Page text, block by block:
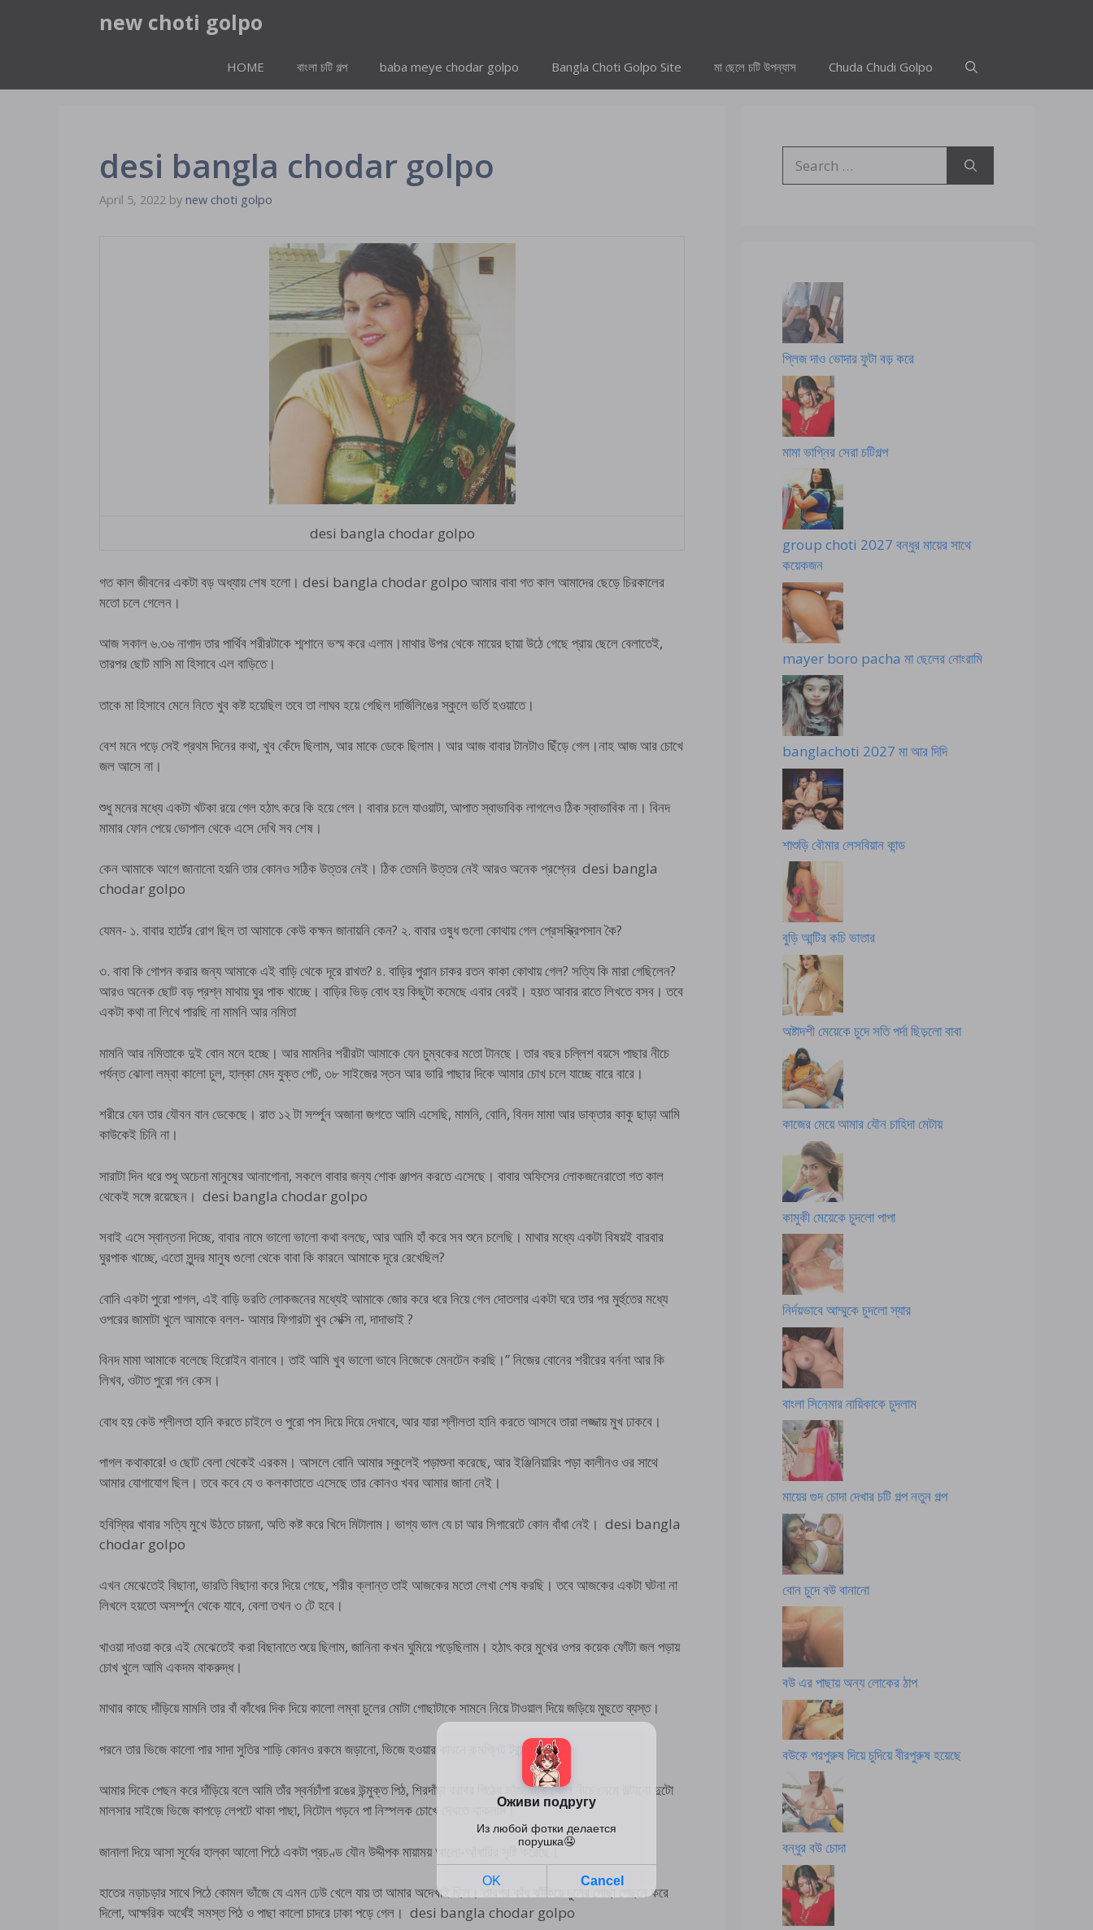
new choti golpo
HOME বাংলা চটি গল্প baba meye chodar golpo Bangla Choti Golpo Site মা ছেলে চটি উপন্যাস Chuda Chudi Golpo
desi bangla chodar golpo
April 5, 2022 by new choti golpo
desi bangla chodar golpo
গত কাল জীবনের একটা বড় অধ্যায় শেষ হলো। desi bangla chodar golpo আমার বাবা গত কাল আমাদের ছেড়ে চিরকালের
মতো চলে গেলেন।
আজ সকাল ৬.৩৬ নাগাদ তার পার্থিব শরীরটাকে শ্মশানে ভস্ম করে এলাম।মাথার উপর থেকে মায়ের ছায়া উঠে গেছে প্রায় ছেলে বেলাতেই,
তারপর ছোট মাসি মা হিসাবে এল বাড়িতে।
তাকে মা হিসাবে মেনে নিতে খুব কষ্ট হয়েছিল তবে তা লাঘব হয়ে গেছিল দার্জিলিঙের স্কুলে ভর্তি হওয়াতে।
বেশ মনে পড়ে সেই প্রথম দিনের কথা, খুব কেঁদে ছিলাম, আর মাকে ডেকে ছিলাম। আর আজ বাবার টানটাও ছিঁড়ে গেল।নাহ আজ আর চোখে
জল আসে না।
শুধু মনের মধ্যে একটা খটকা রয়ে গেল হঠাৎ করে কি হয়ে গেল। বাবার চলে যাওয়াটা, আপাত স্বাভাবিক লাগলেও ঠিক স্বাভাবিক না। বিনদ
মামার ফোন পেয়ে ভোপাল থেকে এসে দেখি সব শেষ।
কেন আমাকে আগে জানানো হয়নি তার কোনও সঠিক উত্তর নেই। ঠিক তেমনি উত্তর নেই আরও অনেক প্রশ্নের desi bangla
chodar golpo
যেমন- ১. বাবার হার্টের রোগ ছিল তা আমাকে কেউ কক্ষন জানায়নি কেন? ২. বাবার ওষুধ গুলো কোথায় গেল প্রেসস্ক্রিপসান কৈ?
৩. বাবা কি গোপন করার জন্য আমাকে এই বাড়ি থেকে দূরে রাখত? ৪. বাড়ির পুরান চাকর রতন কাকা কোথায় গেল? সত্যি কি মারা গেছিলেন?
আরও অনেক ছোট বড় প্রশ্ন মাথায় ঘুর পাক খাচ্ছে। বাড়ির ভিড় বোধ হয় কিছুটা কমেছে এবার বেরই। হয়ত আবার রাতে লিখতে বসব। তবে
একটা কথা না লিখে পারছি না মামনি আর নমিতা
মামনি আর নমিতাকে দুই বোন মনে হচ্ছে। আর মামনির শরীরটা আমাকে যেন চুম্বকের মতো টানছে। তার বছর চল্লিশ বয়সে পাছার নীচে
পর্যন্ত ঝোলা লম্বা কালো চুল, হাল্কা মেদ যুক্ত পেট, ৩৮ সাইজের স্তন আর ভারি পাছার দিকে আমার চোখ চলে যাচ্ছে বারে বারে।
শরীরে যেন তার যৌবন বান ডেকেছে। রাত ১২ টা সর্ম্পুন অজানা জগতে আমি এসেছি, মামনি, বোনি, বিনদ মামা আর ডাক্তার কাকু ছাড়া আমি
কাউকেই চিনি না।
সারাটা দিন ধরে শুধু অচেনা মানুষের আনাগোনা, সকলে বাবার জন্য শোক ঞ্জাপন করতে এসেছে। বাবার অফিসের লোকজনেরাতো গত কাল
থেকেই সঙ্গে রয়েছেন। desi bangla chodar golpo
সবাই এসে স্বান্তনা দিচ্ছে, বাবার নামে ভালো ভালো কথা বলছে, আর আমি হাঁ করে সব শুনে চলেছি। মাথার মধ্যে একটা বিষয়ই বারবার
ঘুরপাক খাচ্ছে, এতো সুন্দর মানুষ গুলো থেকে বাবা কি কারনে আমাকে দূরে রেখেছিল?
বোনি একটা পুরো পাগল, এই বাড়ি ভরতি লোকজনের মধ্যেই আমাকে জোর করে ধরে নিয়ে গেল দোতলার একটা ঘরে তার পর মুর্হুতের মধ্যে
ওপরের জামাটা খুলে আমাকে বলল- আমার ফিগারটা খুব সেক্সি না, দাদাভাই ?
বিনদ মামা আমাকে বলেছে হিরোইন বানাবে। তাই আমি খুব ভালো ভাবে নিজেকে মেনটেন করছি।” নিজের বোনের শরীরের বর্ননা আর কি
লিখব, ওটাত পুরো গন কেস।
বোধ হয় কেউ শ্লীলতা হানি করতে চাইলে ও পুরো পস দিয়ে দিয়ে দেখাবে, আর যারা শ্লীলতা হানি করতে আসবে তারা লজ্জায় মুখ ঢাকবে।
পাগল কথাকারে! ও ছোট বেলা থেকেই এরকম। আসলে বোনি আমার স্কুলেই পড়াশুনা করেছে, আর ইঞ্জিনিয়ারিং পড়া কালীনও ওর সাথে
আমার যোগাযোগ ছিল। তবে কবে যে ও কলকাতাতে এসেছে তার কোনও খবর আমার জানা নেই।
হবিস্যির খাবার সত্যি মুখে উঠতে চায়না, অতি কষ্ট করে খিদে মিটালাম। ভাগ্য ভাল যে চা আর সিগারেটে কোন বাঁধা নেই। desi bangla
chodar golpo
এখন মেঝেতেই বিছানা, ভারতি বিছানা করে দিয়ে গেছে, শরীর ক্লান্ত তাই আজকের মতো লেখা শেষ করছি। তবে আজকের একটা ঘটনা না
লিখলে হয়তো অসর্ম্পুন থেকে যাবে, বেলা তখন ৩ টে হবে।
খাওয়া দাওয়া করে এই মেঝেতেই করা বিছানাতে শুয়ে ছিলাম, জানিনা কখন ঘুমিয়ে পড়েছিলাম। হঠাৎ করে মুখের ওপর কয়েক ফোঁটা জল পড়ায়
চোখ খুলে আমি একদম বাকরুদ্ধ।
মাথার কাছে দাঁড়িয়ে মামনি তার বাঁ কাঁধের দিক দিয়ে কালো লম্বা চুলের মোটা গোছাটাকে সামনে নিয়ে টাওয়াল দিয়ে জড়িয়ে মুছতে ব্যস্ত।
পরনে তার ভিজে কালো পার সাদা সুতির শাড়ি কোনও রকমে জড়ানো, ভিজে হওয়ার কারনে কমপ্লিট ট্রান্সপ্যারেন্ট।
আমার দিকে পেছন করে দাঁড়িয়ে বলে আমি তাঁর স্বর্নচাঁপা রঙের উন্মুক্ত পিঠ, শিরদাঁড়া বরাবর পিঠের ভাঁজ, ঢেউ খেলে নীচে নেমে উল্টানো দুটো
মালসার সাইজে ভিজে কাপড়ে লেপটে থাকা পাছা, নিটোল গড়নে পা নিস্পলক চোখে দেখতে থাকলাম।
জানালা দিয়ে আসা সূর্যের হাল্কা আলো পিঠে একটা প্রচণ্ড যৌন উদ্দীপক মায়াময় আলো-আঁধারির সৃষ্টি করেছে।
হাতের নড়াচড়ার সাথে পিঠে কোমল ভাঁজে যে এমন ঢেউ খেলে যায় তা আমার অদেখাই ছিল। তারপর কাঁধ ঝাঁকিয়ে চুলের গোছা পেছনে করে
দিলো, আক্ষরিক অর্থেই সমস্ত পিঠ ও পাছা কালো চাদরে ঢাকা পড়ে গেল। desi bangla chodar golpo
for:
প্লিজ দাও ভোদার ফুটা বড় করে
মামা ভাগ্নির সেরা চটিগল্প
group choti 2027 বন্ধুর মায়ের সাথে
কয়েকজন
mayer boro pacha মা ছেলের নোংরামি
banglachoti 2027 মা আর দিদি
শাশুড়ি বৌমার লেসবিয়ান কান্ড
বুড়ি আন্টির কচি ভাতার
অষ্টাদশী মেয়েকে চুদে সতি পর্দা ছিড়লো বাবা
কাজের মেয়ে আমার যৌন চাহিদা মেটায়
কামুকী মেয়েকে চুদলো পাপা
নির্দয়ভাবে আম্মুকে চুদলো স্যার
বাংলা সিনেমার নায়িকাকে চুদলাম
মায়ের গুদ চোদা দেখার চটি গল্প নতুন গল্প
বোন চুদে বউ বানানো
বউ এর পাছায় অন্য লোকের ঠাপ
বউকে পরপুরুষ দিয়ে চুদিয়ে বীরপুরুষ হয়েছে
বন্ধুর বউ চোদা